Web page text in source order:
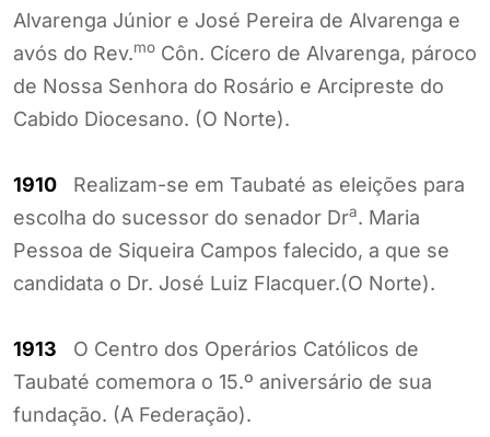
Alvarenga Júnior e José Pereira de Alvarenga e
avós do Rev.mo Côn. Cícero de Alvarenga, pároco
de Nossa Senhora do Rosário e Arcipreste do
Cabido Diocesano. (O Norte).
1910 Realizam-se em Taubaté as eleições para
escolha do sucessor do senador Dra. Maria
Pessoa de Siqueira Campos falecido, a que se
candidata o Dr. José Luiz Flacquer.(O Norte).
1913 O Centro dos Operários Católicos de
Taubaté comemora o 15.º aniversário de sua
fundação. (A Federação).